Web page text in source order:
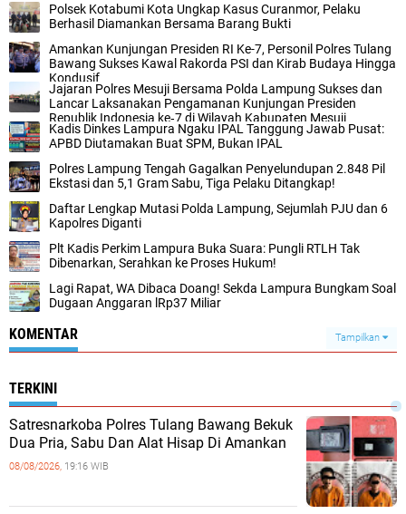
Polsek Kotabumi Kota Ungkap Kasus Curanmor, Pelaku
Berhasil Diamankan Bersama Barang Bukti
Amankan Kunjungan Presiden RI Ke-7, Personil Polres Tulang
Bawang Sukses Kawal Rakorda PSI dan Kirab Budaya Hingga
Kondusif
Jajaran Polres Mesuji Bersama Polda Lampung Sukses dan
Lancar Laksanakan Pengamanan Kunjungan Presiden
Republik Indonesia ke‑7 di Wilayah Kabupaten Mesuji
Kadis Dinkes Lampura Ngaku IPAL Tanggung Jawab Pusat:
APBD Diutamakan Buat SPM, Bukan IPAL
Polres Lampung Tengah Gagalkan Penyelundupan 2.848 Pil
Ekstasi dan 5,1 Gram Sabu, Tiga Pelaku Ditangkap!
Daftar Lengkap Mutasi Polda Lampung, Sejumlah PJU dan 6
Kapolres Diganti
Plt Kadis Perkim Lampura Buka Suara: Pungli RTLH Tak
Dibenarkan, Serahkan ke Proses Hukum!
Lagi Rapat, WA Dibaca Doang! Sekda Lampura Bungkam Soal
Dugaan Anggaran lRp37 Miliar
KOMENTAR Tampilkan
TERKINI
Satresnarkoba Polres Tulang Bawang Bekuk
Dua Pria, Sabu Dan Alat Hisap Di Amankan
08/08/2026, 19:16 WIB